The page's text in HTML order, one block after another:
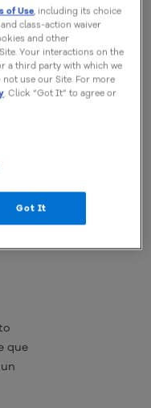
la renovación. Conoce
mientras más
será el equivalente
pagando menos
los precios
que
of Use, including its choice
class-action waiver
and other
Your interactions on the
a third party with which we
use our Site. For more
. Click “Got It” to agree or
Got It